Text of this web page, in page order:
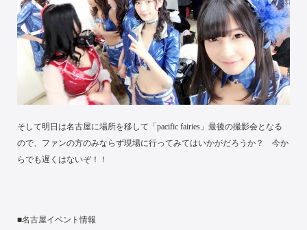
そして明日は名古屋に場所を移して「pacific fairies」最後の撮影会となる
ので、ファンの方のみならず現場に行ってみてはいかがだろうか？ 今か
らでも遅くはないぞ！！
■名古屋イベント情報